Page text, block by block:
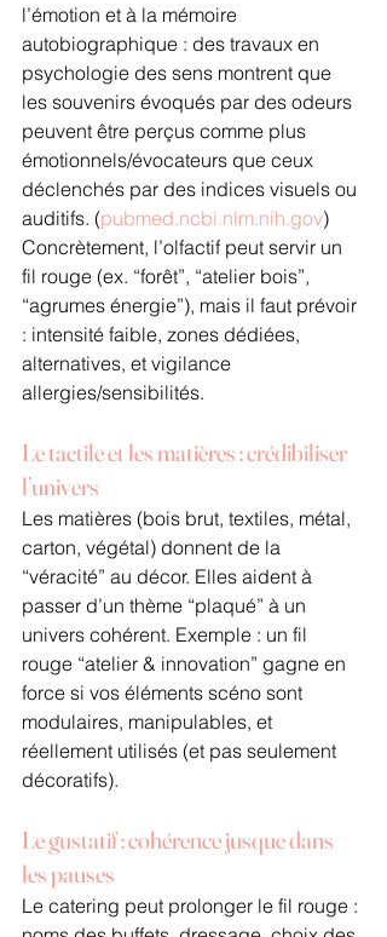
l’émotion et à la mémoire
autobiographique : des travaux en
psychologie des sens montrent que
les souvenirs évoqués par des odeurs
peuvent être perçus comme plus
émotionnels/évocateurs que ceux
déclenchés par des indices visuels ou
auditifs. (pubmed.ncbi.nlm.nih.gov)
Concrètement, l’olfactif peut servir un
fil rouge (ex. “forêt”, “atelier bois”,
“agrumes énergie”), mais il faut prévoir
: intensité faible, zones dédiées,
alternatives, et vigilance
allergies/sensibilités.
Le tactile et les matières : crédibiliser
l’univers
Les matières (bois brut, textiles, métal,
carton, végétal) donnent de la
“véracité” au décor. Elles aident à
passer d’un thème “plaqué” à un
univers cohérent. Exemple : un fil
rouge “atelier & innovation” gagne en
force si vos éléments scéno sont
modulaires, manipulables, et
réellement utilisés (et pas seulement
décoratifs).
Le gustatif : cohérence jusque dans
les pauses
Le catering peut prolonger le fil rouge :